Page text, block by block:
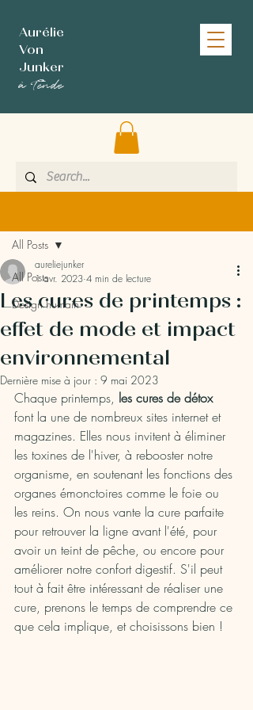
Aurélie
Von
Junker
à Tende
All Posts
Design humain
All Posts
Les cures de printemps :
effet de mode et impact
environnemental
aureliejunker
1 avr. 2023 4 min de lecture
Dernière mise à jour : 9 mai 2023
Chaque printemps, les cures de détox
font la une de nombreux sites internet et
magazines. Elles nous invitent à éliminer
les toxines de l'hiver, à rebooster notre
organisme, en soutenant les fonctions des
organes émonctoires comme le foie ou
les reins. On nous vante la cure parfaite
pour retrouver la ligne avant l'été, pour
avoir un teint de pêche, ou encore pour
améliorer notre confort digestif. S'il peut
tout à fait être intéressant de réaliser une
cure, prenons le temps de comprendre ce
que cela implique, et choisissons bien !